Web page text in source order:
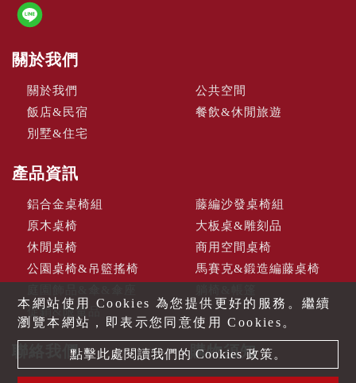
本網站使用 Cookies 為您提供更好的服務。繼續
瀏覽本網站，即表示您同意使用 Cookies。
點擊此處閱讀我們的 Cookies 政策。
關於我們
關於我們
公共空間
飯店&民宿
餐飲&休閒旅遊
別墅&住宅
產品資訊
鋁合金桌椅組
藤編沙發桌椅組
原木桌椅
大板桌&雕刻品
休閒桌椅
商用空間桌椅
公園桌椅&吊籃搖椅
馬賽克&鍛造編藤桌椅
促銷&限量品
聯絡我們 購物須知